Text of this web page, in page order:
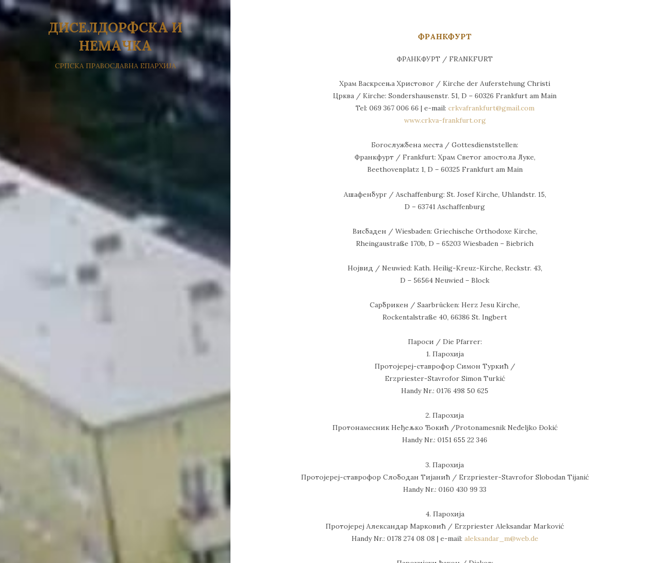
ДИСЕЛДОРФСКА И
НЕМАЧКА
СРПСКА ПРАВОСЛАВНА ЕПАРХИЈА
ФРАНКФУРТ
ФРАНКФУРТ / FRANKFURT
Храм Васкрсења Христовог / Kirche der Auferstehung Christi
Црква / Kirche: Sondershausenstr. 51, D – 60326 Frankfurt аm Main
Tel: 069 367 006 66 | e-mail: crkvafrankfurt@gmail.com
www.crkva-frankfurt.org
Богослужбена места / Gottesdienststellen:
Франкфурт / Frankfurt: Храм Светог апостола Луке,
Beethovenplatz 1, D – 60325 Frankfurt am Main
Ашафенбург / Aschaffenburg: St. Josef Kirche, Uhlandstr. 15,
D – 63741 Aschaffenburg
Висбаден / Wiesbaden: Griechische Orthodoxe Kirche,
Rheingaustraße 170b, D – 65203 Wiesbaden – Biebrich
Нојвид / Neuwied: Kath. Heilig-Kreuz-Kirche, Reckstr. 43,
D – 56564 Neuwied – Block
Сарбрикен / Saarbrücken: Herz Jesu Kirche,
Rockentalstraße 40, 66386 St. Ingbert
Пароси / Die Pfarrer:
1. Парохија
Протојереј-ставрофор Симон Туркић /
Erzpriester-Stavrofor Simon Turkić
Handy Nr.: 0176 498 50 625
2. Парохија
Протонамесник Неђељко Ђокић /Protonamesnik Neđeljko Đokić
Handy Nr.: 0151 655 22 346
3. Парохија
Протојереј-ставрофор Слободан Тијанић / Erzpriester-Stavrofor Slobodan Tijanić
Handy Nr.: 0160 430 99 33
4. Парохија
Протојереј Александар Марковић / Erzpriester Aleksandar Marković
Handy Nr.: 0178 274 08 08 | e-mail: aleksandar_m@web.de